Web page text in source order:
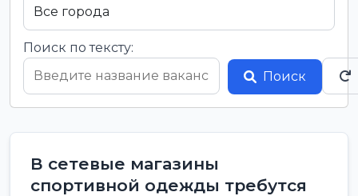
Поиск по тексту:
Поиск
В сетевые магазины
спортивной одежды требутся